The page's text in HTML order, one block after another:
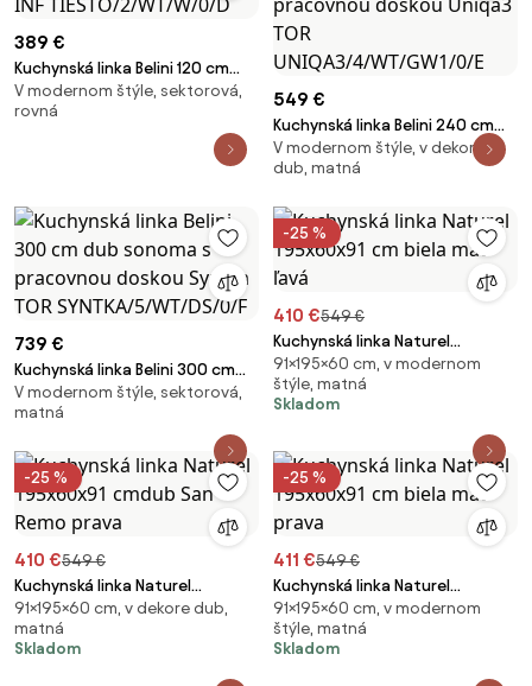
389 €
Kuchynská linka Belini 120 cm
biely lesk s pracovnou doskou
V modernom štýle, sektorová,
rovná
549 €
Kuchynská linka Belini 240 cm
šedý antracit Glamour Wood s
pracovnou doskou Uniqa3 TOR
V modernom štýle, v dekore
dub, matná
739 €
Kuchynská linka Belini 300 cm
dub sonoma s pracovnou
doskou Syntka TOR
V modernom štýle, sektorová,
matná
-25 %
410 €549 €
Kuchynská linka Naturel
195x60x91 cm biela mat ľavá
91×195×60 cm, v modernom
štýle, matná
Skladom
-25 %
410 €549 €
Kuchynská linka Naturel
195x60x91 cmdub San Remo
prava
91×195×60 cm, v dekore dub,
matná
Skladom
-25 %
411 €549 €
Kuchynská linka Naturel
195x60x91 cm biela mat prava
91×195×60 cm, v modernom
štýle, matná
Skladom